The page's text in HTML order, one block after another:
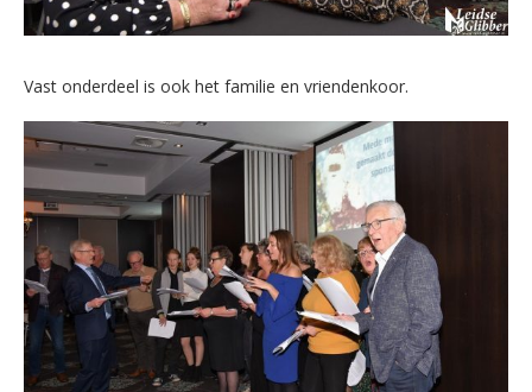
Vast onderdeel is ook het familie en vriendenkoor.